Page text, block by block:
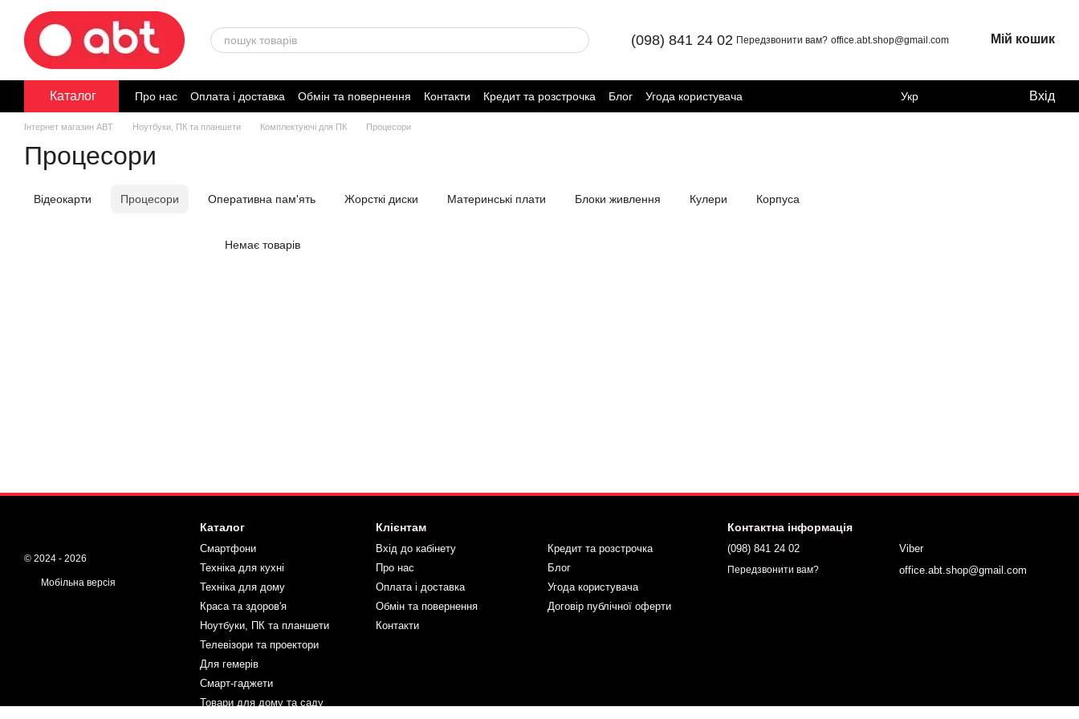
Перейти до основного контенту
(098) 841 24 02 Передзвонити вам? office.abt.shop@gmail.com Мій кошик
Каталог Про нас Оплата і доставка Обмін та повернення Контакти Кредит та розстрочка Блог
Угода користувача
Договір публічної оферти
Укр Вхід
Інтернет магазин ABT Ноутбуки, ПК та планшети Комплектуючі для ПК Процесори
Процесори
Відеокарти Процесори Оперативна пам'ять Жорсткі диски Материнські плати Блоки живлення Кулери Корпуса
Немає товарів
© 2024 - 2026
Мобільна версія
Каталог
Смартфони
Техніка для кухні
Техніка для дому
Краса та здоров'я
Ноутбуки, ПК та планшети
Телевізори та проектори
Для гемерів
Смарт-гаджети
Товари для дому та саду
Клієнтам
Вхід до кабінету
Про нас
Оплата і доставка
Обмін та повернення
Контакти
Кредит та розстрочка
Блог
Угода користувача
Договір публічної оферти
Контактна інформація
(098) 841 24 02
Передзвонити вам?
Viber
office.abt.shop@gmail.com